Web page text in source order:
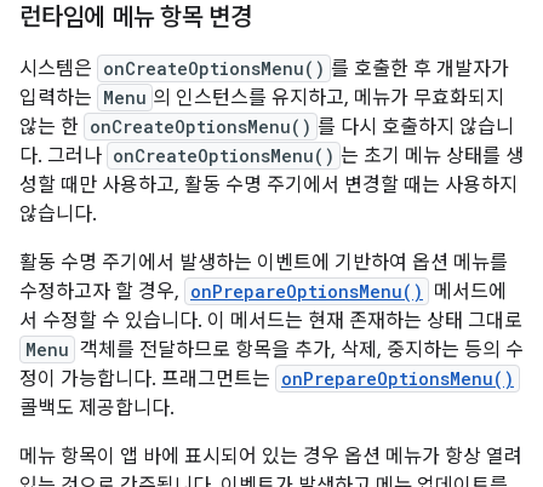
런타임에 메뉴 항목 변경
시스템은 onCreateOptionsMenu() 를 호출한 후 개발자가
입력하는 Menu 의 인스턴스를 유지하고, 메뉴가 무효화되지
않는 한 onCreateOptionsMenu() 를 다시 호출하지 않습니
다. 그러나 onCreateOptionsMenu() 는 초기 메뉴 상태를 생
성할 때만 사용하고, 활동 수명 주기에서 변경할 때는 사용하지
않습니다.
활동 수명 주기에서 발생하는 이벤트에 기반하여 옵션 메뉴를
수정하고자 할 경우, onPrepareOptionsMenu()
메서드에
서 수정할 수 있습니다. 이 메서드는 현재 존재하는 상태 그대로
Menu 객체를 전달하므로 항목을 추가, 삭제, 중지하는 등의 수
정이 가능합니다. 프래그먼트는 onPrepareOptionsMenu()
콜백도 제공합니다.
메뉴 항목이 앱 바에 표시되어 있는 경우 옵션 메뉴가 항상 열려